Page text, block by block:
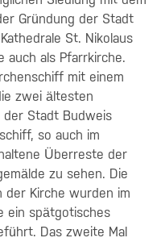
Gründung der Stadt
St. Nikolaus
auch als Pfarrkirche.
mit einem
zwei ältesten
der Stadt Budweis
so auch im
Überreste der
zu sehen. Die
der Kirche wurden im
ein spätgotisches
Das zweite Mal